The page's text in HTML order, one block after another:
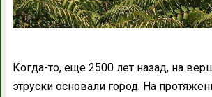
Когда-то, еще 2500 лет назад, на
этруски основали город. На